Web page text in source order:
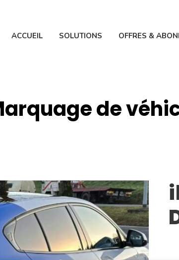
ACCUEIL SOLUTIONS OFFRES &
de